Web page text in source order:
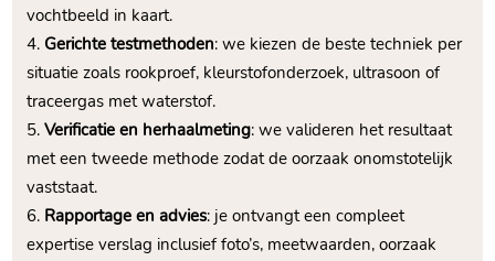
vochtbeeld in kaart.
Gerichte testmethoden: we kiezen de beste techniek per
situatie zoals rookproef, kleurstofonderzoek, ultrasoon of
traceergas met waterstof.
Verificatie en herhaalmeting: we valideren het resultaat
met een tweede methode zodat de oorzaak onomstotelijk
vaststaat.
Rapportage en advies: je ontvangt een compleet
expertise verslag inclusief foto’s, meetwaarden, oorzaak